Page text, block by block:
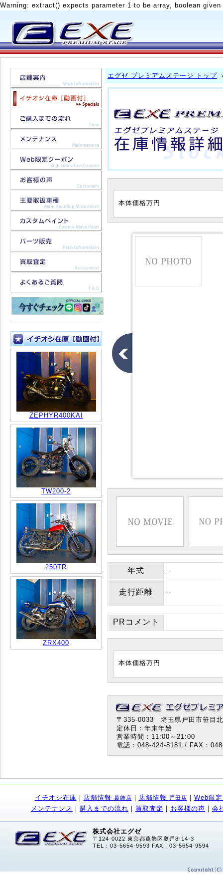
Warning: extract() expects parameter 1 to be array, boolean
ZEPHYR400KAI
TW200-2
250TR
ZRX400
エグゼ プレミアムステージ トップ
本体価格万円
年式 --
走行距離 --
PRコメント
本体価格万円
〒335-0033 埼玉県戸田市笹目
定休日：年末年始
営業時間：11:00～21:00
電話：048-424-8181 / FAX：
イチオシ在庫 ｜ 店舗情報 葛飾店 ｜ 店舗情報 戸田店 ｜ Web限
メンテナンス ｜ 購入までの流れ ｜ 買取査定 ｜ お客様の声 ｜ 会
株式会社エグゼ
〒124-0022 東京都葛飾区奥戸8-14-3
TEL：03-5654-9593 FAX：03-5654-9594